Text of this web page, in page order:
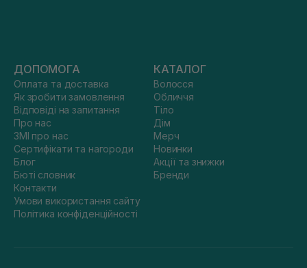
ДОПОМОГА
Оплата та доставка
Як зробити замовлення
Відповіді на запитання
Про нас
ЗМІ про нас
Сертифікати та нагороди
Блог
Бюті словник
Контакти
Умови використання сайту
Політика конфіденційності
КАТАЛОГ
Волосся
Обличчя
Тіло
Дім
Мерч
Новинки
Акції та знижки
Бренди